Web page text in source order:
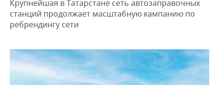
ВУЗЫ ТАТАРСТАНА
КОМУ ПРИНАДЛЕЖАТ
ТАТАРСТАНА
БАНКИ
БЮДЖЕТ
ИНВЕСТИЦИИ
АГРОПРОМ
НЕФТЕХИМИЯ
НОВОСТИ НЕДВИЖИМОСТИ
АВТО
НОВОСТИ АВТО
НОВОСТИ БИЗНЕСА
РОЗНИЧНАЯ ТОРГОВЛЯ
ТЕХНОЛОГИИ
НОВОСТИ ТЕХНОЛОГИЙ
МЕРОПРИЯТИЯ
Крупнейшая в Татарстане сеть автозаправочных
станций продолжает масштабную кампанию по
ребрендингу сети